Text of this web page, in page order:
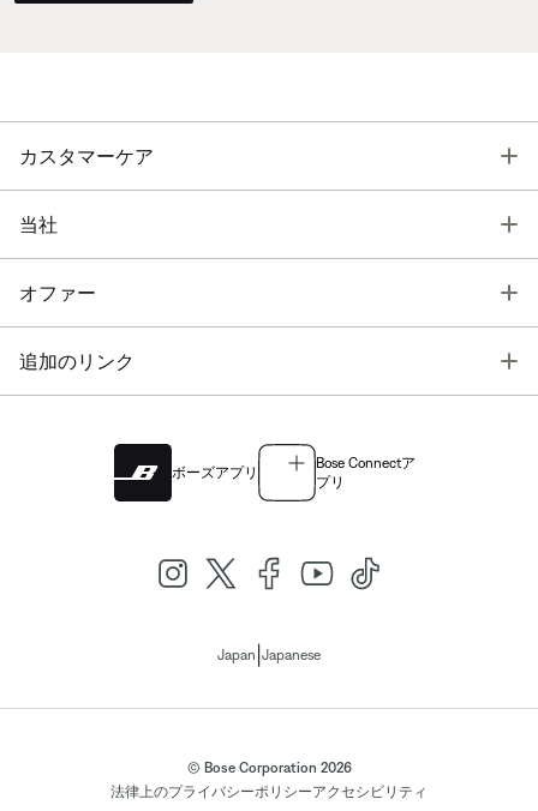
カスタマーケア
当社
オファー
追加のリンク
ボーズアプリ
Bose Connectア
プリ
Japan Japanese
© Bose Corporation 2026
法律上のプライバシーポリシーアクセシビリティ